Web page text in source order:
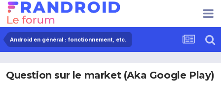
Android en général : fonctionnement, etc.
Question sur le market (Aka Google Play)